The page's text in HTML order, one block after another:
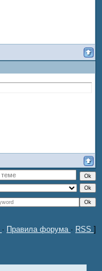
· Правила форума · RSS ]